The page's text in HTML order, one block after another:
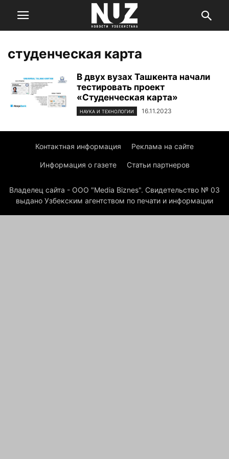
студенческая карта
В двух вузах Ташкента начали
тестировать проект
«Студенческая карта»
НАУКА И ТЕХНОЛОГИИ 16.11.2023
Контактная информация Реклама на сайте
Информация о газете Статьи партнеров
Владелец сайта - ООО "Media Biznes". Свидетельство № 03
выдано Узбекским агентством по печати и информации